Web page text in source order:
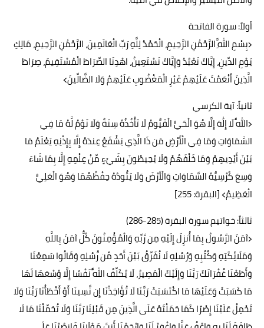
أولاً: سورة الفاتحة
﴿بِسْمِ اللَّهِ الرَّحْمَٰنِ الرَّحِيمِ، الْحَمْدُ لِلَّهِ رَبِّ الْعَالَمِينَ، الرَّحْمَٰنِ الرَّحِيمِ، مَالِكِ
يَوْمِ الدِّينِ، إِيَّاكَ نَعْبُدُ وَإِيَّاكَ نَسْتَعِينُ، اهْدِنَا الصِّرَاطَ الْمُسْتَقِيمَ، صِرَاطَ
الَّذِينَ أَنْعَمْتَ عَلَيْهِمْ غَيْرِ الْمَغْضُوبِ عَلَيْهِمْ وَلَا الضَّالِّينَ﴾
ثانياً: آية الكرسي
﴿اللَّهُ لَا إِلَٰهَ إِلَّا هُوَ الْحَيُّ الْقَيُّومُ لَا تَأْخُذُهُ سِنَةٌ وَلَا نَوْمٌ لَّهُ مَا فِي
السَّمَاوَاتِ وَمَا فِي الْأَرْضِ مَن ذَا الَّذِي يَشْفَعُ عِندَهُ إِلَّا بِإِذْنِهِ يَعْلَمُ مَا
بَيْنَ أَيْدِيهِمْ وَمَا خَلْفَهُمْ وَلَا يُحِيطُونَ بِشَيْءٍ مِّنْ عِلْمِهِ إِلَّا بِمَا شَاءَ
وَسِعَ كُرْسِيُّهُ السَّمَاوَاتِ وَالْأَرْضَ وَلَا يَئُودُهُ حِفْظُهُمَا وَهُوَ الْعَلِيُّ
الْعَظِيمُ﴾ [البقرة: 255]
ثالثاً: خواتيم سورة البقرة (285-286)
﴿آمَنَ الرَّسُولُ بِمَا أُنزِلَ إِلَيْهِ مِن رَّبِّهِ وَالْمُؤْمِنُونَ كُلٌّ آمَنَ بِاللَّهِ
وَمَلَائِكَتِهِ وَكُتُبِهِ وَرُسُلِهِ لَا نُفَرِّقُ بَيْنَ أَحَدٍ مِّن رُّسُلِهِ وَقَالُوا سَمِعْنَا
وَأَطَعْنَا غُفْرَانَكَ رَبَّنَا وَإِلَيْكَ الْمَصِيرُ، لَا يُكَلِّفُ اللَّهُ نَفْسًا إِلَّا وُسْعَهَا لَهَا
مَا كَسَبَتْ وَعَلَيْهَا مَا اكْتَسَبَتْ رَبَّنَا لَا تُؤَاخِذْنَا إِن نَّسِينَا أَوْ أَخْطَأْنَا رَبَّنَا وَلَا
تَحْمِلْ عَلَيْنَا إِصْرًا كَمَا حَمَلْتَهُ عَلَى الَّذِينَ مِن قَبْلِنَا رَبَّنَا وَلَا تُحَمِّلْنَا مَا لَا